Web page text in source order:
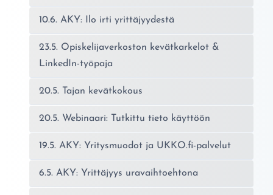
10.6. AKY: Ilo irti yrittäjyydestä
23.5. Opiskelijaverkoston kevätkarkelot &
LinkedIn-työpaja
20.5. Tajan kevätkokous
20.5. Webinaari: Tutkittu tieto käyttöön
19.5. AKY: Yritysmuodot ja UKKO.fi-palvelut
6.5. AKY: Yrittäjyys uravaihtoehtona